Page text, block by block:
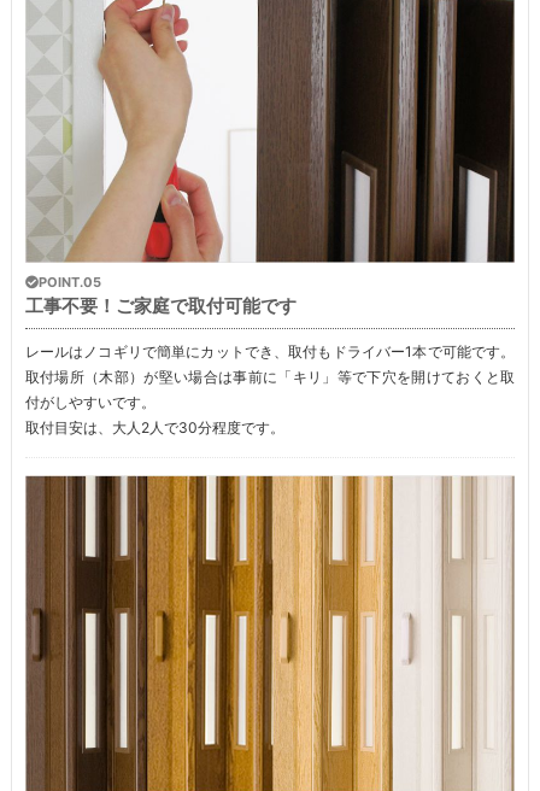
POINT.05
工事不要！ご家庭で取付可能です
レールはノコギリで簡単にカットでき、取付もドライバー1本で可能です。
取付場所（木部）が堅い場合は事前に「キリ」等で下穴を開けておくと取
付がしやすいです。
取付目安は、大人2人で30分程度です。